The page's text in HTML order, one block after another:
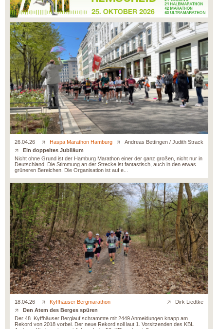
26.04.26 Haspa Marathon Hamburg
Andreas Bettingen / Judith Strack
Ein doppeltes Jubiläum
Nicht ohne Grund ist der Hamburg Marathon einer der ganz großen, nicht nur in
Deutschland. Die Stimmung an der Strecke ist fantastisch, auch in den etwas
grüneren Bereichen. Die Organisation ist auf e...
18.04.26 Kyffhäuser Bergmarathon
Dirk Liedtke
Den Atem des Berges spüren
Der 48. Kyffhäuser Berglauf schrammte mit 2449 Anmeldungen knapp am
Rekord von 2018 vorbei. Der neue Rekord soll laut 1. Vorsitzenden des KBL